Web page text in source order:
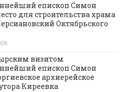
епископ Симон
для строительства храма
Октябрьского
визитом
епископ Симон
архиерейское
Киреевка